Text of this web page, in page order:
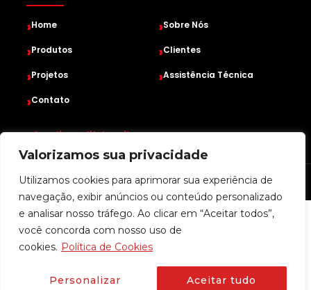
Valorizamos sua privacidade
Utilizamos cookies para aprimorar sua experiência de
navegação, exibir anúncios ou conteúdo personalizado
e analisar nosso tráfego. Ao clicar em “Aceitar todos”,
você concorda com nosso uso de
cookies. Política de Cookies
Personalizar Aceitar tudo
›Home ›Sobre Nós
›Produtos ›Clientes
›Projetos ›Assistência Técnica
›Contato
›@audioqualitybrasil
Desenvolvido por • Todos os direitos reservados